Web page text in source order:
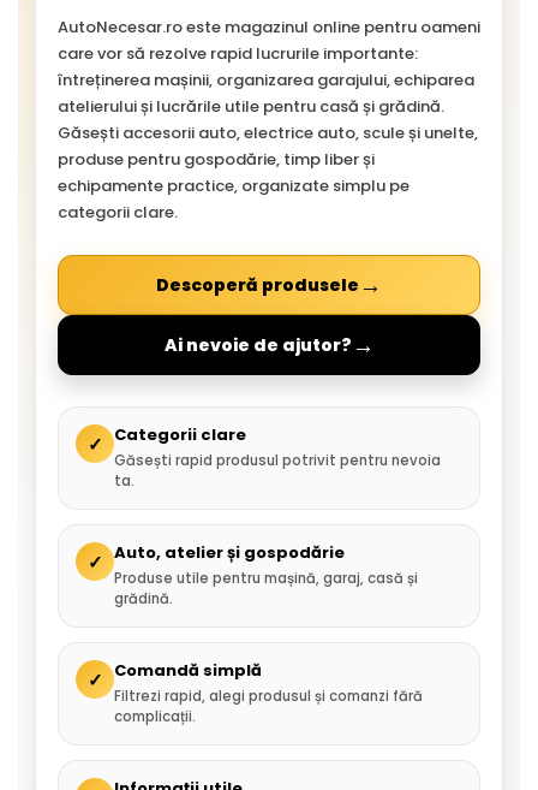
AutoNecesar.ro este magazinul online pentru oameni
care vor să rezolve rapid lucrurile importante:
întreținerea mașinii, organizarea garajului, echiparea
atelierului și lucrările utile pentru casă și grădină.
Găsești accesorii auto, electrice auto, scule și unelte,
produse pentru gospodărie, timp liber și
echipamente practice, organizate simplu pe
categorii clare.
Descoperă produsele →
Ai nevoie de ajutor? →
✓ Categorii clare
Găsești rapid produsul potrivit pentru nevoia
ta.
✓ Auto, atelier și gospodărie
Produse utile pentru mașină, garaj, casă și
grădină.
✓ Comandă simplă
Filtrezi rapid, alegi produsul și comanzi fără
complicații.